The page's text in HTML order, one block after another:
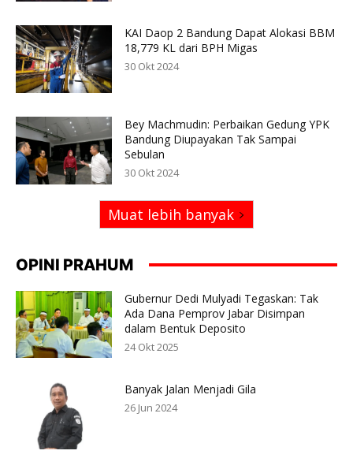
KAI Daop 2 Bandung Dapat Alokasi BBM
18,779 KL dari BPH Migas
30 Okt 2024
Bey Machmudin: Perbaikan Gedung YPK
Bandung Diupayakan Tak Sampai
Sebulan
30 Okt 2024
Muat lebih banyak
OPINI PRAHUM
Gubernur Dedi Mulyadi Tegaskan: Tak
Ada Dana Pemprov Jabar Disimpan
dalam Bentuk Deposito
24 Okt 2025
Banyak Jalan Menjadi Gila
26 Jun 2024